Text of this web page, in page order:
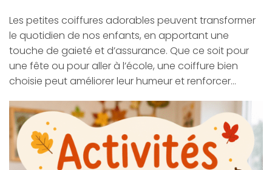
Les petites coiffures adorables peuvent transformer
le quotidien de nos enfants, en apportant une
touche de gaieté et d’assurance. Que ce soit pour
une fête ou pour aller à l’école, une coiffure bien
choisie peut améliorer leur humeur et renforcer…